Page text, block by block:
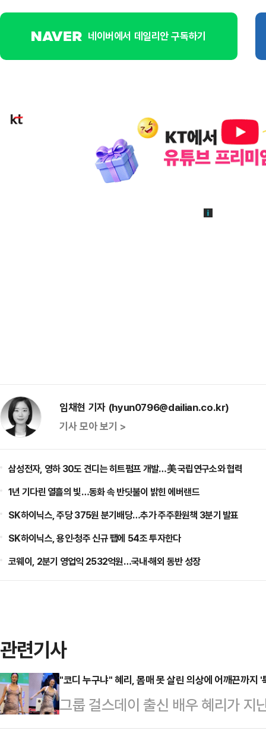
네이버에서 데일리안 구독하기
임채현 기자 (hyun0796@dailian.co.kr)
기사 모아 보기 >
삼성전자, 영하 30도 견디는 히트펌프 개발…美 국립연구소와 협력
1년 기다린 열흘의 빛…동화 속 반딧불이 밝힌 에버랜드
SK하이닉스, 주당 375원 분기배당…추가 주주환원책 3분기 발표
SK하이닉스, 용인·청주 신규 팹에 54조 투자한다
코웨이, 2분기 영업익 2532억원…국내·해외 동반 성장
관련기사
"코디 누구냐" 혜리, 몸매 못 살린 의상에 어깨끈까지 '
그룹 걸스데이 출신 배우 혜리가
팬 미팅에서 의상 논란과 돌발 사고